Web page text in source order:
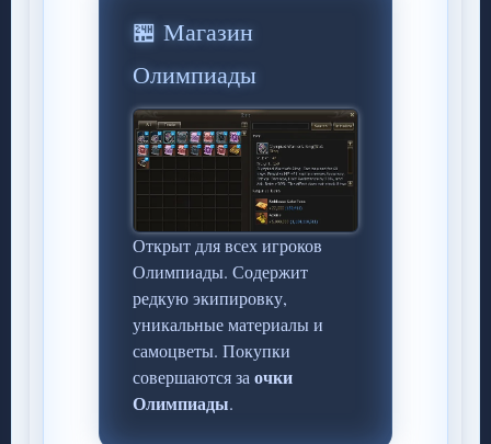
🏪 Магазин
Олимпиады
Открыт для всех игроков
Олимпиады. Содержит
редкую экипировку,
уникальные материалы и
самоцветы. Покупки
совершаются за очки
Олимпиады.